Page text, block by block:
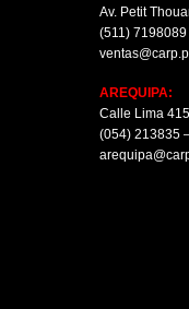
Av. Petit
(511)
AREQUIPA:
Calle Lima
(054) 213835